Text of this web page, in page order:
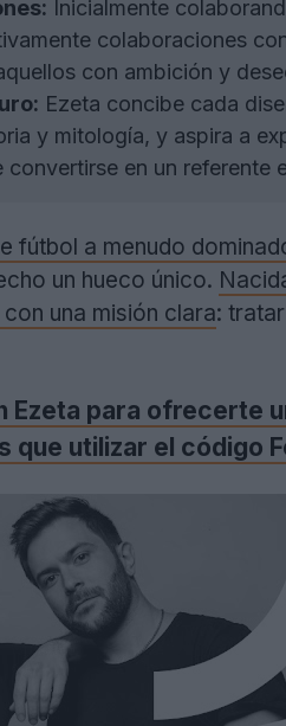
Inicialmente
colaboraciones
con ambición y
Ezeta concibe cada
y mitología, y aspira a
en un referente
fútbol a menudo
un hueco único.
una misión clara:
Ezeta para ofrecerte
que utilizar el código